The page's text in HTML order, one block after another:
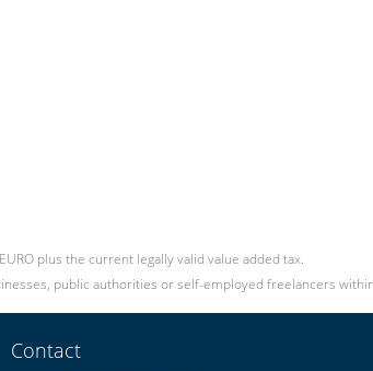
plus the current legally valid value added tax.
public authorities or self-employed freelancers
Contact